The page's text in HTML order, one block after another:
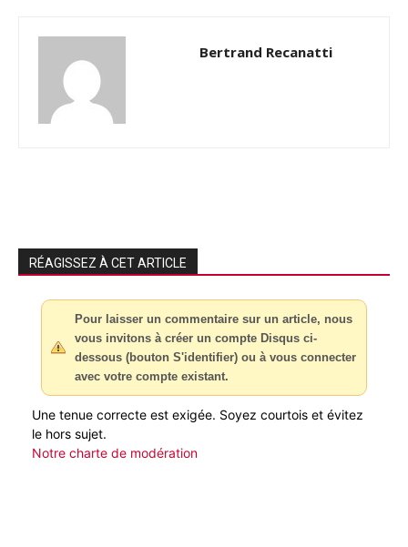
Bertrand Recanatti
RÉAGISSEZ À CET ARTICLE
Pour laisser un commentaire sur un article, nous
vous invitons à créer un compte Disqus ci-
dessous (bouton S'identifier) ou à vous connecter
avec votre compte existant.
Une tenue correcte est exigée. Soyez courtois et évitez
le hors sujet.
Notre charte de modération